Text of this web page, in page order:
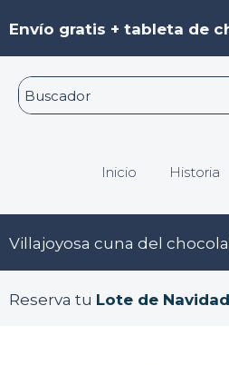
al
contenido
Envío gratis + tableta de
Inicio Historia
Villajoyosa cuna del
Reserva tu Lote de Navidad